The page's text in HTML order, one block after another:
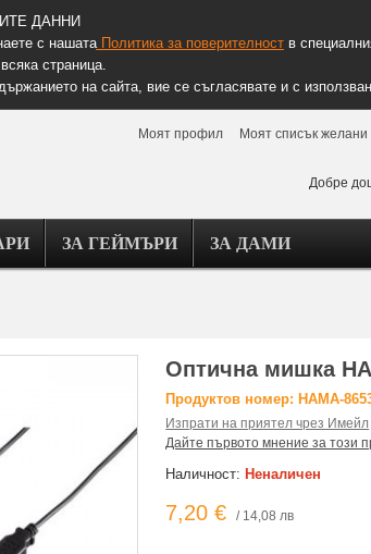
ДАННИ
с нашатаПолитика за поверителноств
страница.
на сайта, вие се съгласявате и с
Моят профил Моят списък желани
Добре
ЗА ГЕЙМЪРИ ЗА ДАМИ
Оптична мишка
Продуктов номер: HAMA-
Изпрати на приятел чрез Имейл
Дайте първото мнение за този
Наличност: Неналичен
7,20 € / 14,08 лв